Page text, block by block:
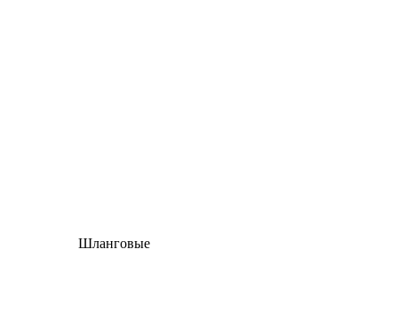
Шланговые